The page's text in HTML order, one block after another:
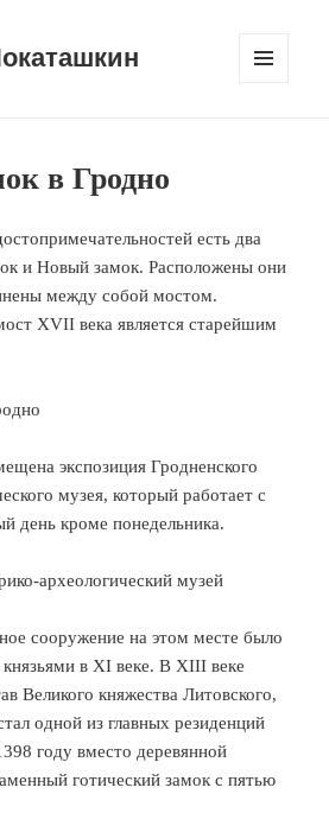
в Гродно
есть два
и Новый замок. Расположены они
между собой мостом.
XVII века является старейшим
экспозиция Гродненского
музея, который работает с
день кроме понедельника.
сооружение на этом месте было
в XI веке. В XIII веке
Великого княжества Литовского,
одной из главных резиденций
году вместо деревянной
готический замок с пятью